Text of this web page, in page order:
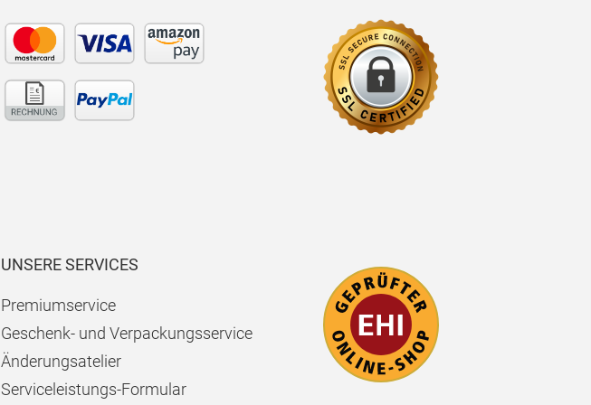
UNSERE SERVICES
Premiumservice
Geschenk- und Verpackungsservice
Änderungsatelier
Serviceleistungs-Formular